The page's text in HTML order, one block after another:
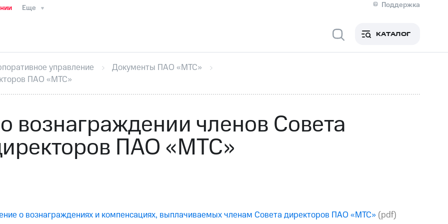
Еще
Поддержка
Медиа-центр
ИнтервьюФинансовая отчетностьКонтактыНовости в регионе
секретарьРаскрытие информацииИнформация акционерам
кабинет акционера
выкупа акцийДивидендыРынок облигаций Описание
Устойчивое развитие
Комплаенс и деловая этика
КАТАЛОГ
управление
Документы ПАО «МТС»
ПАО «МТС»
вознаграждении членов Совета
ПАО «МТС»
о вознаграждениях и компенсациях, выплачиваемых членам Совета директоров ПАО «МТС» (pdf)